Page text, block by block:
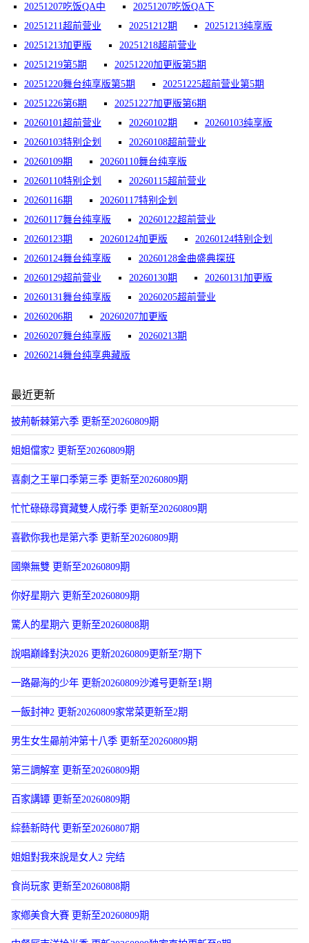
20251207吃饭QA中
20251207吃饭QA下
20251211超前营业
20251212期
20251213纯享版
20251213加更版
20251218超前营业
20251219第5期
20251220加更版第5期
20251220舞台纯享版第5期
20251225超前营业第5期
20251226第6期
20251227加更版第6期
20260101超前营业
20260102期
20260103纯享版
20260103特别企划
20260108超前营业
20260109期
20260110舞台纯享版
20260110特别企划
20260115超前营业
20260116期
20260117特别企划
20260117舞台纯享版
20260122超前营业
20260123期
20260124加更版
20260124特别企划
20260124舞台纯享版
20260128金曲盛典探班
20260129超前营业
20260130期
20260131加更版
20260131舞台纯享版
20260205超前营业
20260206期
20260207加更版
20260207舞台纯享版
20260213期
20260214舞台纯享典藏版
最近更新
披荊斬棘第六季 更新至20260809期
姐姐儅家2 更新至20260809期
喜劇之王單口季第三季 更新至20260809期
忙忙碌碌尋寶藏雙人成行季 更新至20260809期
喜歡你我也是第六季 更新至20260809期
國樂無雙 更新至20260809期
你好星期六 更新至20260809期
驚人的星期六 更新至20260808期
說唱巔峰對決2026 更新20260809更新至7期下
一路曏海的少年 更新20260809沙滩号更新至1期
一飯封神2 更新20260809家常菜更新至2期
男生女生曏前沖第十八季 更新至20260809期
第三調解室 更新至20260809期
百家講罈 更新至20260809期
綜藝新時代 更新至20260807期
姐姐對我來說是女人2 完结
食尚玩家 更新至20260808期
家鄕美食大賽 更新至20260809期